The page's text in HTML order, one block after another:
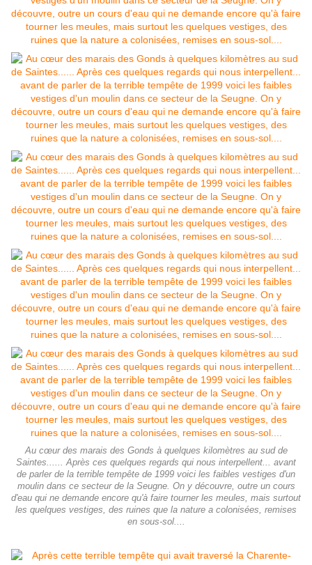
Au cœur des marais des Gonds à quelques kilomètres au sud de
Saintes...... Après ces quelques regards qui nous interpellent... avant
de parler de la terrible tempête de 1999 voici les faibles vestiges d'un
moulin dans ce secteur de la Seugne. On y découvre, outre un cours
d'eau qui ne demande encore qu'à faire tourner les meules, mais surtout
les quelques vestiges, des ruines que la nature a colonisées, remises
en sous-sol....